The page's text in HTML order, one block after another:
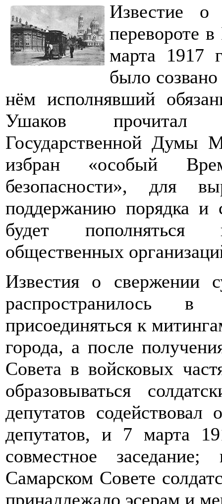
Известие о
перевороте
марта 1917
было
нём исполнявший
Ушаков прочитал
Государственной
избран «особый
безопасности», для
поддержанию порядка и
будет пополняться
общественных
Известия о свержении
распространилось
присоединяться к
города, а после
Совета в войсковых
образовываться
депутатов содействовал
депутатов, и 7 марта
совместное
Самарском Совете
принадлежало эсерам и